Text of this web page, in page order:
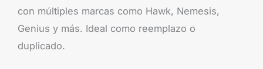
con múltiples marcas como Hawk, Nemesis,
Genius y más. Ideal como reemplazo o
duplicado.